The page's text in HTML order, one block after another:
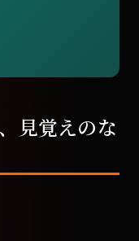
見覚えのな